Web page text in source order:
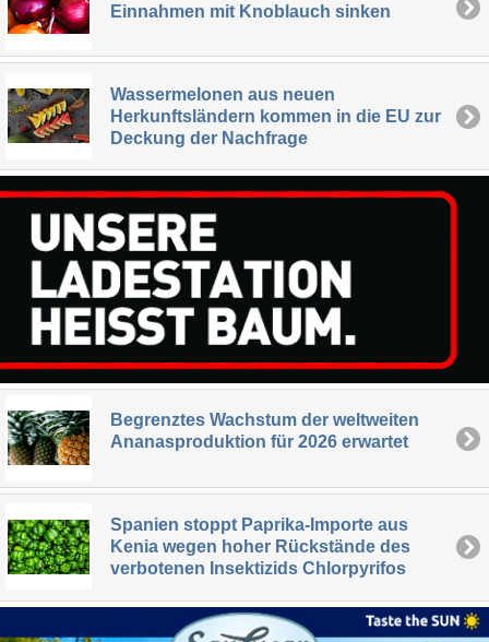
Einnahmen mit Knoblauch sinken
Wassermelonen aus neuen
Herkunftsländern kommen in die EU zur
Deckung der Nachfrage
Begrenztes Wachstum der weltweiten
Ananasproduktion für 2026 erwartet
Spanien stoppt Paprika-Importe aus
Kenia wegen hoher Rückstände des
verbotenen Insektizids Chlorpyrifos